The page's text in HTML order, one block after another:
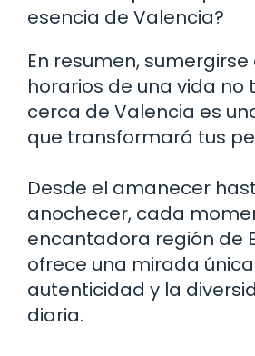
esencia de Valencia?
En resumen, sumergirse
horarios de una vida no
cerca de Valencia es
que transformará tus
Desde el amanecer
anochecer, cada
encantadora región de
ofrece una mirada
autenticidad y la
diaria.